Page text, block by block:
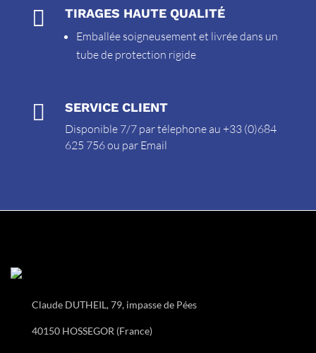
 TIRAGES HAUTE QUALITÉ
Emballée soigneusement et livrée dans un
tube de protection rigide
 SERVICE CLIENT
Disponible 7/7 par télephone au +33 (0)684
625 756 ou par Email
Claude DUTHEIL, 79, impasse de Pées
40150 HOSSEGOR (France)